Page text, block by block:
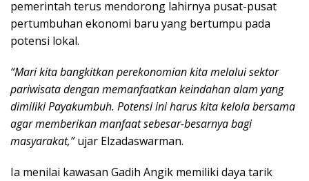
pemerintah terus mendorong lahirnya pusat-pusat
pertumbuhan ekonomi baru yang bertumpu pada
potensi lokal.
“Mari kita bangkitkan perekonomian kita melalui sektor
pariwisata dengan memanfaatkan keindahan alam yang
dimiliki Payakumbuh. Potensi ini harus kita kelola bersama
agar memberikan manfaat sebesar-besarnya bagi
masyarakat,”ujar Elzadaswarman.
Ia menilai kawasan Gadih Angik memiliki daya tarik